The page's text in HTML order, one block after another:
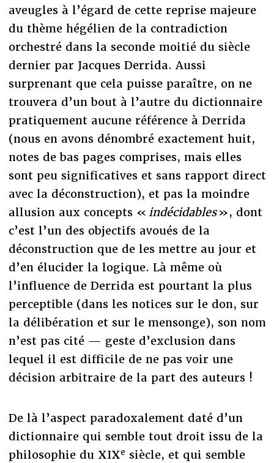
aveugles à l’égard de cette reprise majeure
du thème hégélien de la contradiction
orchestré dans la seconde moitié du siècle
dernier par Jacques Derrida. Aussi
surprenant que cela puisse paraître, on ne
trouvera d’un bout à l’autre du dictionnaire
pratiquement aucune référence à Derrida
(nous en avons dénombré exactement huit,
notes de bas pages comprises, mais elles
sont peu significatives et sans rapport direct
avec la déconstruction), et pas la moindre
allusion aux concepts « indécidables», dont
c’est l’un des objectifs avoués de la
déconstruction que de les mettre au jour et
d’en élucider la logique. Là même où
l’influence de Derrida est pourtant la plus
perceptible (dans les notices sur le don, sur
la délibération et sur le mensonge), son nom
n’est pas cité — geste d’exclusion dans
lequel il est difficile de ne pas voir une
décision arbitraire de la part des auteurs !
De là l’aspect paradoxalement daté d’un
dictionnaire qui semble tout droit issu de la
philosophie du XIXe siècle, et qui semble